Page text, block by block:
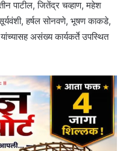
पाटील, जितेंद्र चव्हाण, महेश
हर्षल सोनवणे, भूषण काकडे,
असंख्य कार्यकर्ते उपस्थित